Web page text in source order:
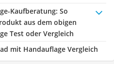
Kaufberatung: So
aus dem obigen
Test oder Vergleich
mit Handauflage Vergleich